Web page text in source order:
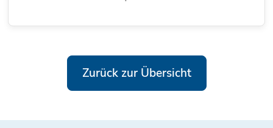
Zurück zur Übersicht